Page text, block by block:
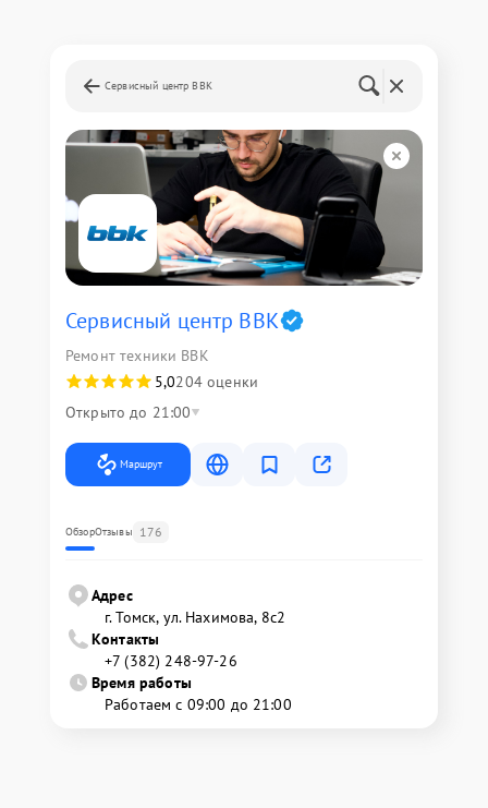
Сервисный центр BBK
Сервисный центр BBK
Ремонт техники BBK
5,0204 оценки
Открыто до 21:00
Маршрут
ОбзорОтзывы 176
Адрес
г. Томск, ул. Нахимова, 8с2
Контакты
+7 (382) 248-97-26
Время работы
Работаем с 09:00 до 21:00